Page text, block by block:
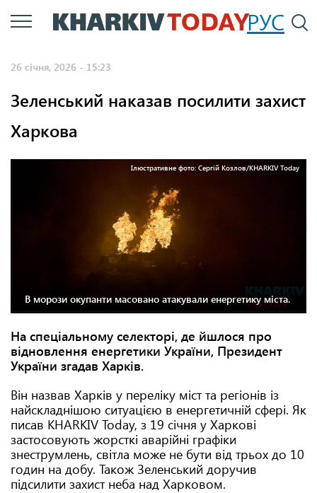
Перейти
до
РУС
26 січня, 2026 - 15:23
Зеленський наказав посилити захист
Харкова
Ілюстративне фото: Cергій Козлов/KHARKIV Today
В морози окупанти масовано атакували енергетику міста.
На спеціальному селекторі, де йшлося про
відновлення енергетики України, Президент
України згадав Харків.
Він назвав Харків у переліку міст та регіонів із
найскладнішою ситуацією в енергетичній сфері. Як
писав KHARKIV Today, з 19 січня у Харкові
застосовують жорсткі аварійні графіки
знеструмлень, світла може не бути від трьох до 10
годин на добу. Також Зеленський доручив
підсилити захист неба над Харковом.